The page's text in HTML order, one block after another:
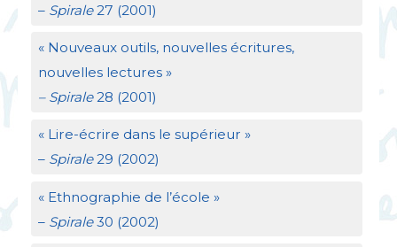
– Spirale27 (2001)
« Nouveaux outils, nouvelles écritures,
nouvelles lectures »
– Spirale28 (2001)
« Lire-écrire dans le supérieur »
– Spirale29 (2002)
« Ethnographie de l’école »
– Spirale30 (2002)